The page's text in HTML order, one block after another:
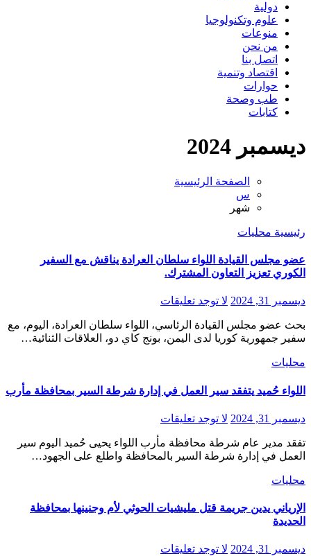
دولية
علوم وتكنولوجيا
منوعات
من نحن
اتصل بنا
اقتصاد وتنمية
حوارات
طب وصحة
كتابات
ديسمبر 2024
الصفحة الرئيسية
س
شهر
رئيسية محليات
عضو مجلس القيادة اللواء سلطان العرادة يناقش مع السفير
الكوري تعزيز التعاون المشترك.
ديسمبر 31, 2024 لا توجد تعليقات
بحث عضو مجلس القيادة الرئاسي، اللواء سلطان العرادة، اليوم، مع
سفير جمهورية كوريا لدى اليمن، بونج كاي دو، العلاقات الثنائية…
محليات
اللواء حُميد يتفقد سير العمل في إدارة شرطة السير بمحافظة مأرب
ديسمبر 31, 2024 لا توجد تعليقات
تفقد مدير عام شرطة محافظة مأرب اللواء يحيى حُميد اليوم سير
العمل في إدارة شرطة السير بالمحافظة واطلع على الجهود…
محليات
الإرياني يدين جريمة قتل مليشيات الحوثي لأم وجنينها بمحافظة
الحديدة
ديسمبر 31, 2024 لا توجد تعليقات